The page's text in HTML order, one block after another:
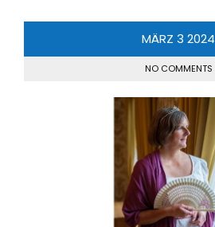
MÄRZ 3 2024
NO COMMENTS